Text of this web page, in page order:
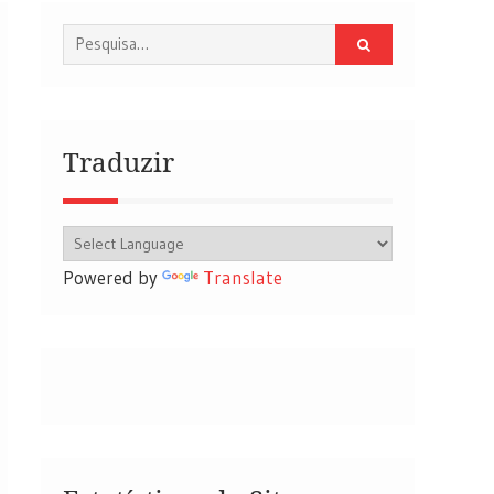
Procurar
por:
Traduzir
Powered by Translate